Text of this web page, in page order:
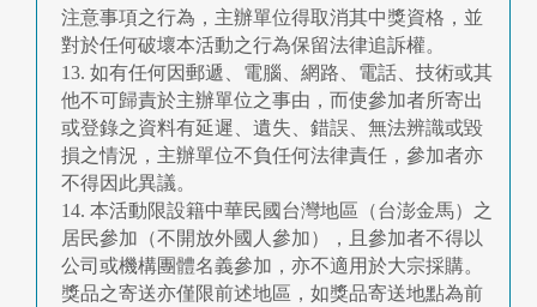
注意事項之行為，主辦單位得取消其中獎資格，並
對於任何破壞本活動之行為保留法律追訴權。
13. 如有任何因郵遞、電腦、網路、電話、技術或其
他不可歸責於主辦單位之事由，而使參加者所寄出
或登錄之資料有延遲、遺失、錯誤、無法辨識或毀
損之情況，主辦單位不負任何法律責任，參加者亦
不得因此異議。
14. 本活動限設籍中華民國台灣地區（台澎金馬）之
居民參加（不開放外國人參加），且參加者不得以
公司或機構團體名義參加，亦不適用於大宗採購。
獎品之寄送亦僅限前述地區，如獎品寄送地點為前